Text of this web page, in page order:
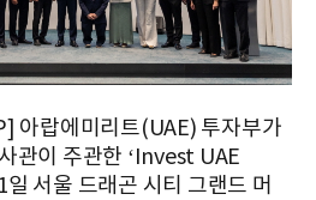
아랍에미리트(UAE) 투자부가
관이 주관한 ‘Invest UAE
서울 드래곤 시티 그랜드 머